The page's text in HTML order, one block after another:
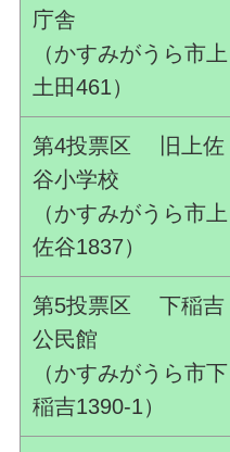
庁舎
（かすみがうら市上
土田461）
第4投票区 旧上佐
谷小学校
（かすみがうら市上
佐谷1837）
第5投票区 下稲吉
公民館
（かすみがうら市下
稲吉1390-1）